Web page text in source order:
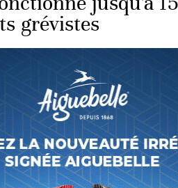
grévistes
CFA (60 euros) se fera
euros) à compter d'octobre,
15.000 francs CFA à partir de